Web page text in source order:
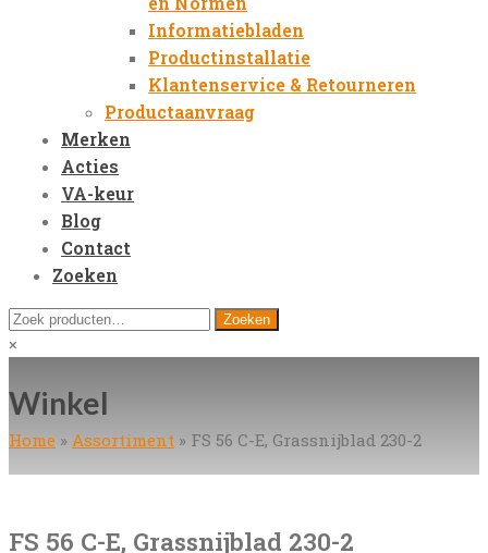
Informatiebladen
Productinstallatie
Klantenservice & Retourneren
Productaanvraag
Merken
Acties
VA-keur
Blog
Contact
Zoeken
Open
Mobile
Zoeken
naar:
Zoeken
×
Winkel
Home » Assortiment » FS 56 C-E, Grassnijblad 230-2
FS 56 C-E, Grassnijblad 230-2